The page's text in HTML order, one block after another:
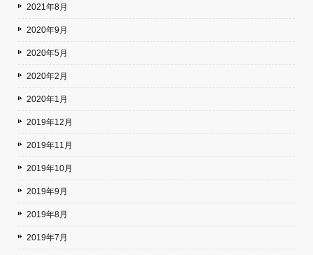
2021年8月
2020年9月
2020年5月
2020年2月
2020年1月
2019年12月
2019年11月
2019年10月
2019年9月
2019年8月
2019年7月